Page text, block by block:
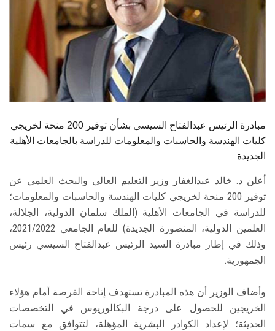
الخريجين
الموظفون
مبادرة الرئيس عبدالفتاح السيسي بشأن توفير 200 منحة لخريجي
كليات الهندسة والحاسبات والمعلومات للدراسة بالجامعات الأهلية
الجديدة
أعلن د. خالد عبدالغفار وزير التعليم العالي والبحث العلمي عن
توفير 200 منحة لخريجي كليات الهندسة والحاسبات والمعلومات؛
للدراسة في الجامعات الأهلية (الملك سلمان الدولية، الجلالة،
العلمين الدولية، المنصورة الجديدة) للعام الجامعي 2021/2022،
وذلك في إطار مبادرة السيد الرئيس عبدالفتاح السيسي رئيس
الجمهورية.
وأضاف الوزير أن هذه المبادرة تستهدف إتاحة الفرصة أمام هؤلاء
الخريجين للحصول على درجة البكالوريوس في التخصصات
الحديثة؛ لإعداد الكوادر البشرية المؤهلة، لتتوافق مع سمات